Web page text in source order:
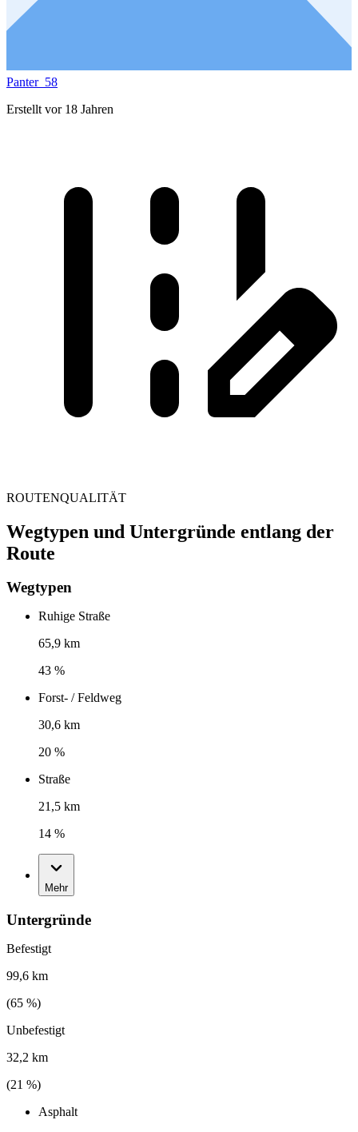
Panter_58
Erstellt vor 18 Jahren
ROUTENQUALITÄT
Wegtypen und Untergründe entlang der
Route
Wegtypen
Ruhige Straße
65,9 km
43 %
Forst- / Feldweg
30,6 km
20 %
Straße
21,5 km
14 %
Mehr
Untergründe
Befestigt
99,6 km
(65 %)
Unbefestigt
32,2 km
(21 %)
Asphalt